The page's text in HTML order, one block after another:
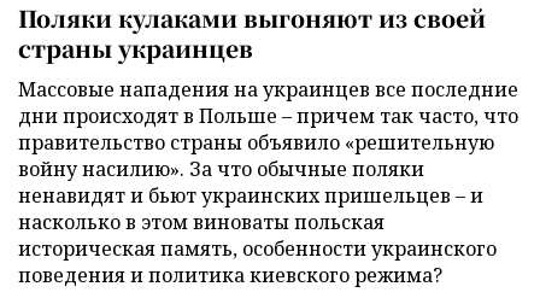
Поляки кулаками выгоняют из своей
страны украинцев
Массовые нападения на украинцев все последние
дни происходят в Польше – причем так часто, что
правительство страны объявило «решительную
войну насилию». За что обычные поляки
ненавидят и бьют украинских пришельцев – и
насколько в этом виноваты польская
историческая память, особенности украинского
поведения и политика киевского режима?